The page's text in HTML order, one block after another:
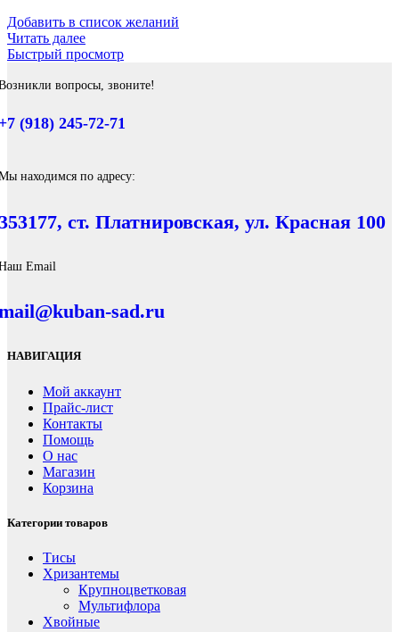
Добавить в список желаний
Читать далее
Быстрый просмотр
вопросы, звоните!
(918) 245-72-71
находимся по адресу:
ст. Платнировская, ул. Красная 100
Email
sad.ru
НАВИГАЦИЯ
Мой аккаунт
Прайс-лист
Контакты
Помощь
О нас
Магазин
Корзина
Категории товаров
Тисы
Хризантемы
Крупноцветковая
Мультифлора
Хвойные